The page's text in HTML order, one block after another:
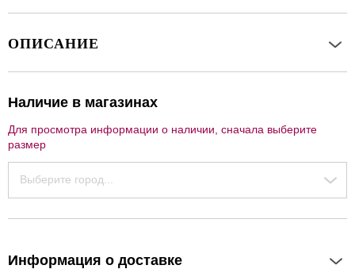
ОПИСАНИЕ
Наличие в магазинах
Для просмотра информации о наличии, сначала выберите
размер
Выберите город...
Информация о доставке